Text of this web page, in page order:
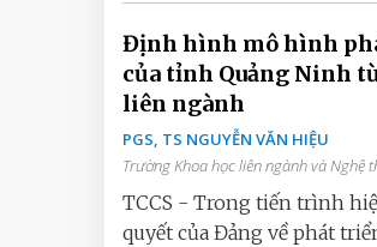
Định hình mô hình
của tỉnh Quảng Ninh
liên ngành
PGS, TS NGUYỄN VĂN HIỆU
Trường Khoa học liên ngành và Nghệ
TCCS - Trong tiến trình
quyết của Đảng về phát